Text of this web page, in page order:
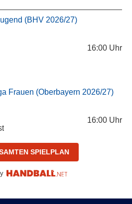
(BHV 2026/27)
16:00 Uhr
Frauen (Oberbayern 2026/27)
16:00 Uhr
SPIELPLAN